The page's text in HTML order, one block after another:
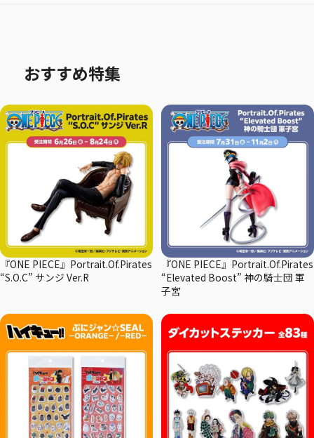
おすすめ特集
『ONE PIECE』Portrait.Of.Pirates
“S.O.C” サンジ Ver.R
『ONE PIECE』Portrait.Of.Pirates
“Elevated Boost” 神の騎士団 軍
子宮